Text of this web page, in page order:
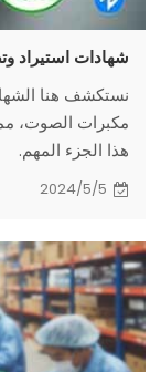
شهادات استيراد
نستكشف هنا
مكبرات الصوت،
هذا الجزء المهم.
2024/5/5